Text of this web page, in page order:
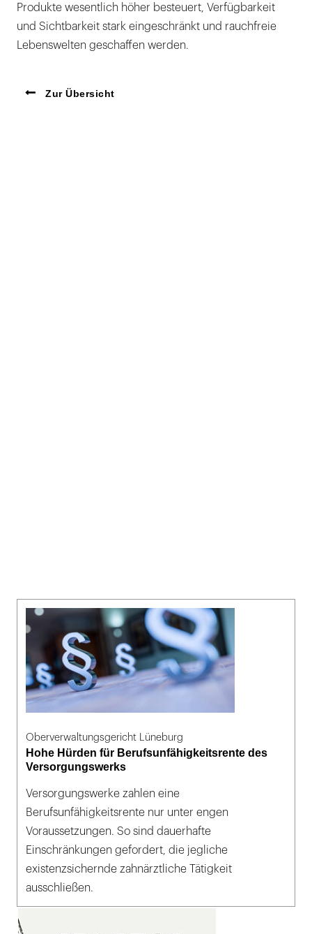
Produkte wesentlich höher besteuert, Verfügbarkeit
und Sichtbarkeit stark eingeschränkt und rauchfreie
Lebenswelten geschaffen werden.
Zur Übersicht
Oberverwaltungsgericht Lüneburg
Hohe Hürden für Berufsunfähigkeitsrente des
Versorgungswerks
Versorgungswerke zahlen eine
Berufsunfähigkeitsrente nur unter engen
Voraussetzungen. So sind dauerhafte
Einschränkungen gefordert, die jegliche
existenzsichernde zahnärztliche Tätigkeit
ausschließen.